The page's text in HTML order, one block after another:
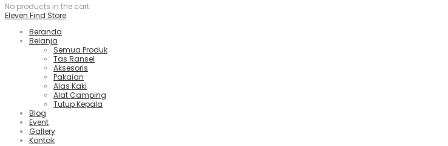
No products in the cart.
Eleven Find Store
Beranda
Belanja
Semua Produk
Tas Ransel
Aksesoris
Pakaian
Alas Kaki
Alat Camping
Tutup Kepala
Blog
Event
Gallery
Kontak